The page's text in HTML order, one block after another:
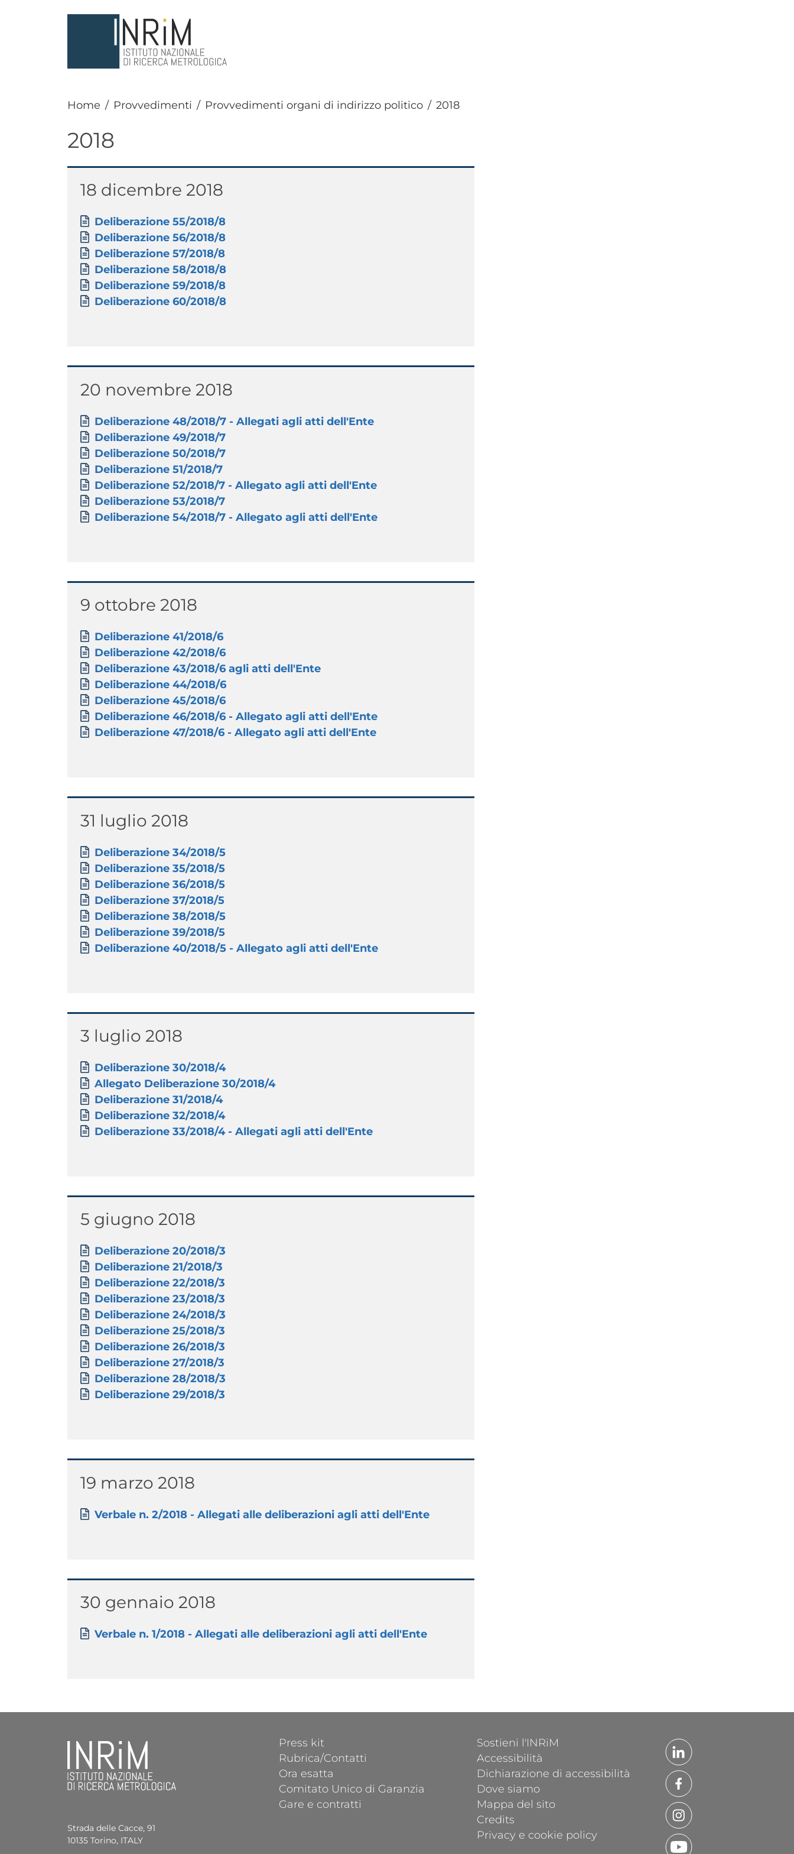
Home Provvedimenti Provvedimenti organi di indirizzo politico 2018
2018
Titolo
18 dicembre 2018
Paragrafo
Allegati
Documento
Deliberazione 55/2018/8
Documento
Deliberazione 56/2018/8
Documento
Deliberazione 57/2018/8
Documento
Deliberazione 58/2018/8
Documento
Deliberazione 59/2018/8
Documento
Deliberazione 60/2018/8
Titolo
20 novembre 2018
Paragrafo
Allegati
Documento
Deliberazione 48/2018/7 - Allegati agli atti dell'Ente
Documento
Deliberazione 49/2018/7
Documento
Deliberazione 50/2018/7
Documento
Deliberazione 51/2018/7
Documento
Deliberazione 52/2018/7 - Allegato agli atti dell'Ente
Documento
Deliberazione 53/2018/7
Documento
Deliberazione 54/2018/7 - Allegato agli atti dell'Ente
Titolo
9 ottobre 2018
Paragrafo
Allegati
Documento
Deliberazione 41/2018/6
Documento
Deliberazione 42/2018/6
Documento
Deliberazione 43/2018/6 agli atti dell'Ente
Documento
Deliberazione 44/2018/6
Documento
Deliberazione 45/2018/6
Documento
Deliberazione 46/2018/6 - Allegato agli atti dell'Ente
Documento
Deliberazione 47/2018/6 - Allegato agli atti dell'Ente
Titolo
31 luglio 2018
Paragrafo
Allegati
Documento
Deliberazione 34/2018/5
Documento
Deliberazione 35/2018/5
Documento
Deliberazione 36/2018/5
Documento
Deliberazione 37/2018/5
Documento
Deliberazione 38/2018/5
Documento
Deliberazione 39/2018/5
Documento
Deliberazione 40/2018/5 - Allegato agli atti dell'Ente
Titolo
3 luglio 2018
Paragrafo
Allegati
Documento
Deliberazione 30/2018/4
Documento
Allegato Deliberazione 30/2018/4
Documento
Deliberazione 31/2018/4
Documento
Deliberazione 32/2018/4
Documento
Deliberazione 33/2018/4 - Allegati agli atti dell'Ente
Titolo
5 giugno 2018
Paragrafo
Allegati
Documento
Deliberazione 20/2018/3
Documento
Deliberazione 21/2018/3
Documento
Deliberazione 22/2018/3
Documento
Deliberazione 23/2018/3
Documento
Deliberazione 24/2018/3
Documento
Deliberazione 25/2018/3
Documento
Deliberazione 26/2018/3
Documento
Deliberazione 27/2018/3
Documento
Deliberazione 28/2018/3
Documento
Deliberazione 29/2018/3
Titolo
19 marzo 2018
Paragrafo
Allegati
Documento
Verbale n. 2/2018 - Allegati alle deliberazioni agli atti dell'Ente
Titolo
30 gennaio 2018
Paragrafo
Allegati
Documento
Verbale n. 1/2018 - Allegati alle deliberazioni agli atti dell'Ente
Strada delle Cacce, 91
10135 Torino, ITALY
FOOTER 1
Press kit
Rubrica/Contatti
Ora esatta
Comitato Unico di Garanzia
Gare e contratti
FOOTER 2
Sostieni l'INRiM
Accessibilità
Dichiarazione di accessibilità
Dove siamo
Mappa del sito
Credits
Privacy e cookie policy